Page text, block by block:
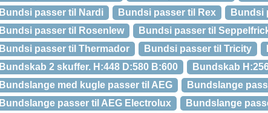
Bundsi passer til Nardi
Bundsi passer til Rex
Bundsi
Bundsi passer til Rosenlew
Bundsi passer til
Bundsi passer til Thermador
Bundsi passer til Tricity
Bundskab 2 skuffer. H:448 D:580 B:600
Bundskab
Bundslange med kugle passer til AEG
Bundslange
Bundslange passer til AEG Electrolux
Bundslange